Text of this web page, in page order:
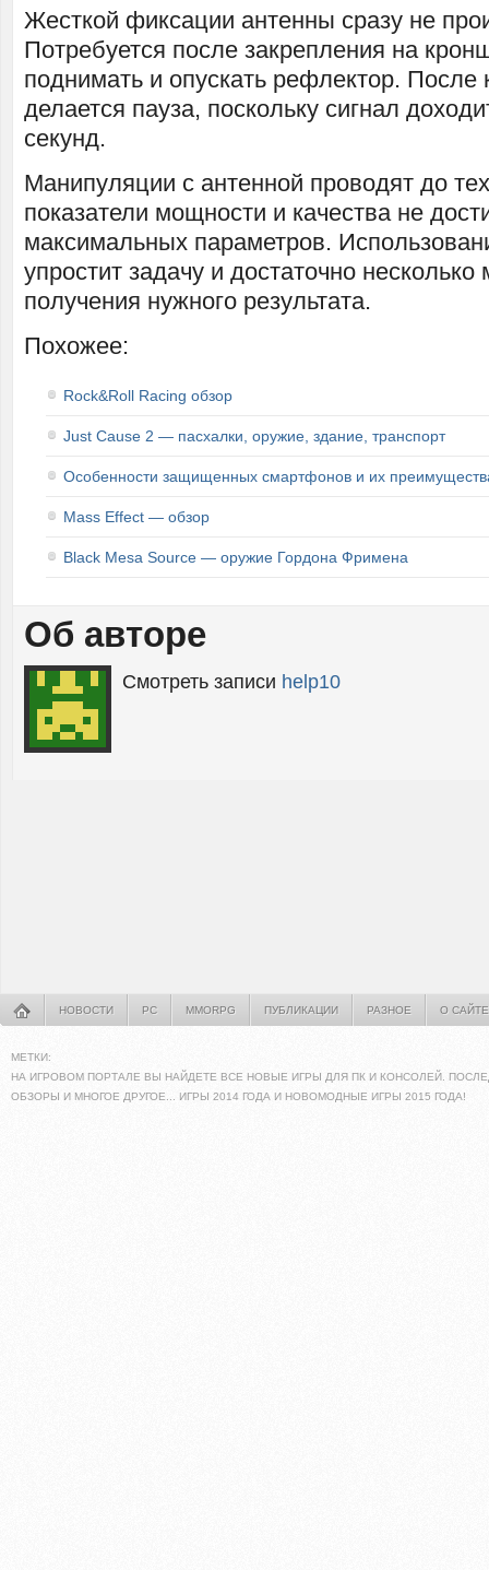
Жесткой фиксации антенны сразу не
Потребуется после закрепления на
поднимать и опускать рефлектор. После
делается пауза, поскольку сигнал
секунд.
Манипуляции с антенной проводят до
показатели мощности и качества не
максимальных параметров.
упростит задачу и достаточно несколько
получения нужного результата.
Похожее:
Rock&Roll Racing обзор
Just Cause 2 — пасхалки, оружие, здание, транспорт
Особенности защищенных смартфонов и их
Mass Effect — обзор
Black Mesa Source — оружие Гордона Фримена
Об авторе
Смотреть записи help10
НОВОСТИ PC MMORPG ПУБЛИКАЦИИ РАЗНОЕ О САЙТЕ
МЕТКИ:
НА ИГРОВОМ ПОРТАЛЕ ВЫ НАЙДЕТЕ ВСЕ НОВЫЕ ИГРЫ ДЛЯ ПК И КОНСОЛЕЙ.
ОБЗОРЫ И МНОГОЕ ДРУГОЕ... ИГРЫ 2014 ГОДА И НОВОМОДНЫЕ ИГРЫ 2015 ГОДА!